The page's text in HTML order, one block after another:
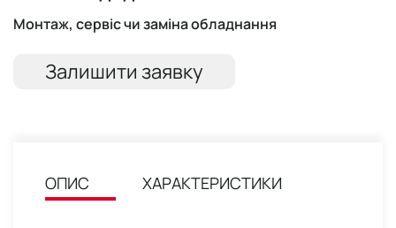
Монтаж, сервіс чи заміна обладнання
Залишити заявку
ОПИС ХАРАКТЕРИСТИКИ